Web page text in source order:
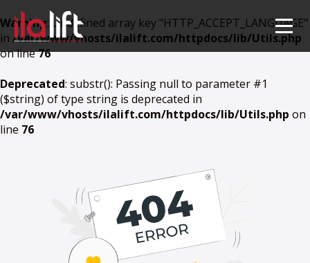
Warning: Undefined array key "HTTP_ACCEPT_LANGUAGE"
in /var/www/vhosts/ilalift.com/httpdocs/lib/Utils.php
on line76
Deprecated: substr(): Passing null to parameter #1
($string) of type string is deprecated in
/var/www/vhosts/ilalift.com/httpdocs/lib/Utils.php on
line 76